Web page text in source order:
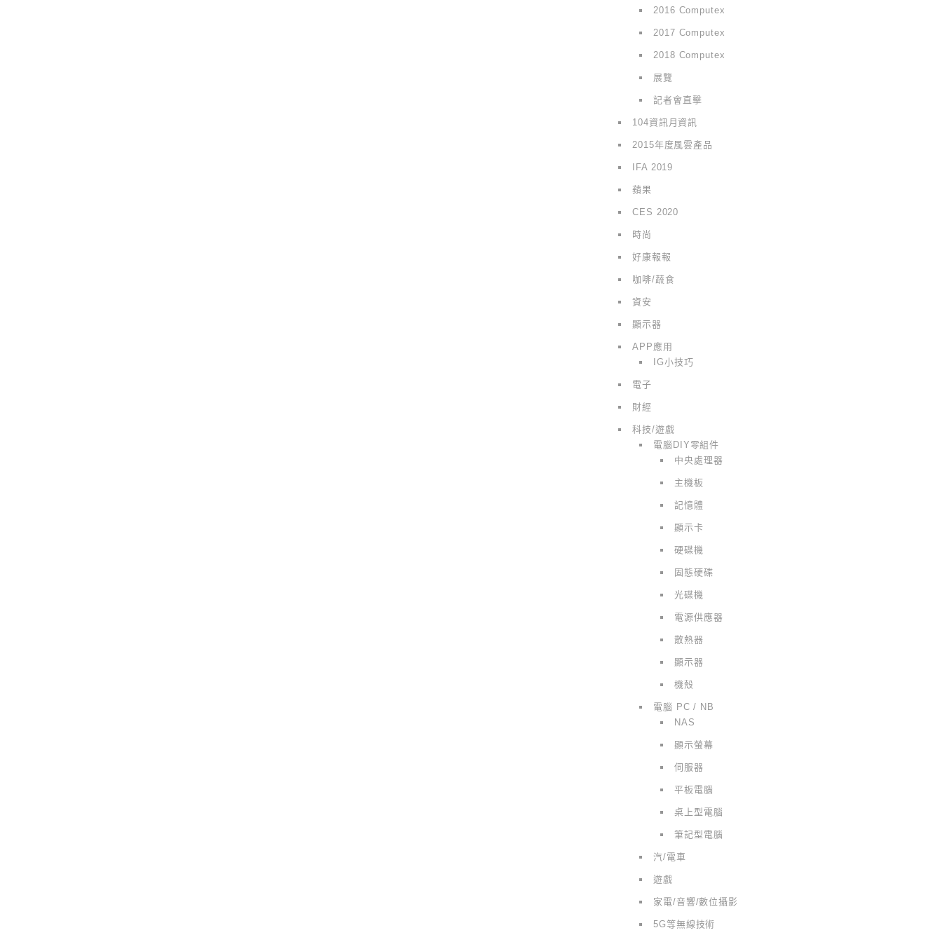
2016 Computex
2017 Computex
2018 Computex
展覽
記者會直擊
104資訊月資訊
2015年度風雲產品
IFA 2019
蘋果
CES 2020
時尚
好康報報
咖啡/蔬食
資安
顯示器
APP應用
IG小技巧
電子
財經
科技/遊戲
電腦DIY零組件
中央處理器
主機板
記憶體
顯示卡
硬碟機
固態硬碟
光碟機
電源供應器
散熱器
顯示器
機殼
電腦 PC / NB
NAS
顯示螢幕
伺服器
平板電腦
桌上型電腦
筆記型電腦
汽/電車
遊戲
家電/音響/數位攝影
5G等無線技術